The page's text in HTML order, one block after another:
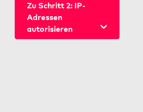
Zu Schritt 2: IP-
Adressen
autorisieren